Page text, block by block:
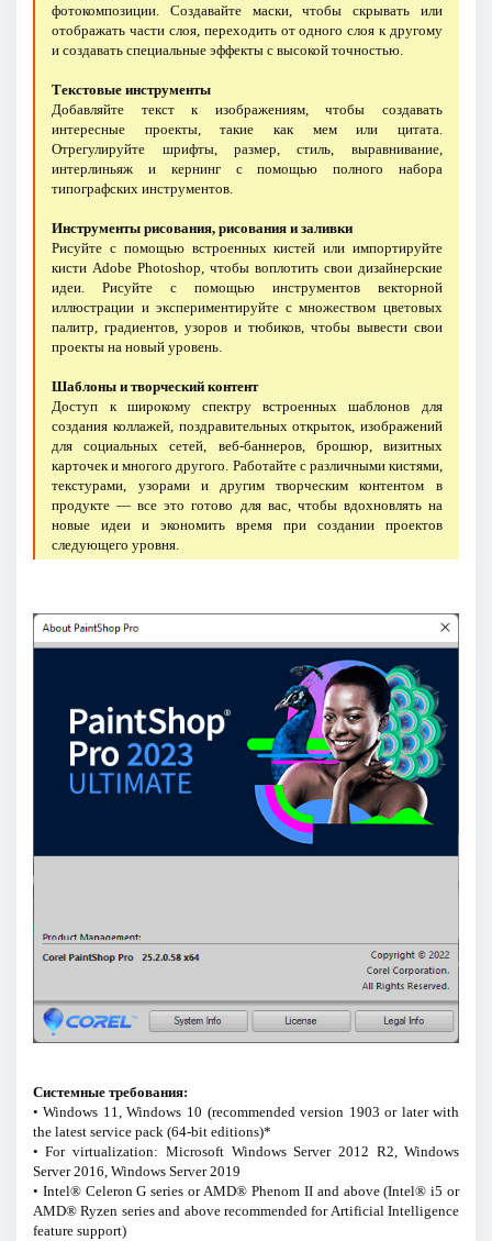
фотокомпозиции. Создавайте маски, чтобы скрывать или
отображать части слоя, переходить от одного слоя к другому
и создавать специальные эффекты с высокой точностью.
Текстовые инструменты
Добавляйте текст к изображениям, чтобы создавать
интересные проекты, такие как мем или цитата.
Отрегулируйте шрифты, размер, стиль, выравнивание,
интерлиньяж и кернинг с помощью полного набора
типографских инструментов.
Инструменты рисования, рисования и заливки
Рисуйте с помощью встроенных кистей или импортируйте
кисти Adobe Photoshop, чтобы воплотить свои дизайнерские
идеи. Рисуйте с помощью инструментов векторной
иллюстрации и экспериментируйте с множеством цветовых
палитр, градиентов, узоров и тюбиков, чтобы вывести свои
проекты на новый уровень.
Шаблоны и творческий контент
Доступ к широкому спектру встроенных шаблонов для
создания коллажей, поздравительных открыток, изображений
для социальных сетей, веб-баннеров, брошюр, визитных
карточек и многого другого. Работайте с различными кистями,
текстурами, узорами и другим творческим контентом в
продукте — все это готово для вас, чтобы вдохновлять на
новые идеи и экономить время при создании проектов
следующего уровня.
Системные требования:
• Windows 11, Windows 10 (recommended version 1903 or later with
the latest service pack (64-bit editions)*
• For virtualization: Microsoft Windows Server 2012 R2, Windows
Server 2016, Windows Server 2019
• Intel® Celeron G series or AMD® Phenom II and above (Intel® i5 or
AMD® Ryzen series and above recommended for Artificial Intelligence
feature support)